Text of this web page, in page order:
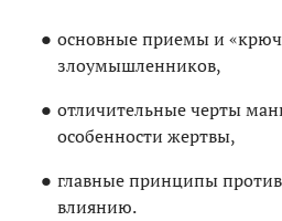
основные приемы и
злоумышленников,
отличительные черты
особенности жертвы,
главные принципы
влиянию.